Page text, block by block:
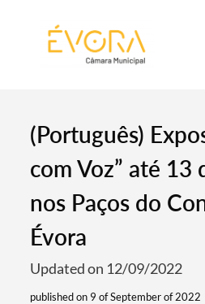
(Português)
com Voz” até 13
nos Paços do
Évora
Updated on 12/09/2022
published on 9 of September of 2022